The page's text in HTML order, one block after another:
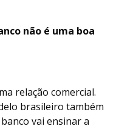
não é uma boa
relação comercial.
brasileiro também
vai ensinar a